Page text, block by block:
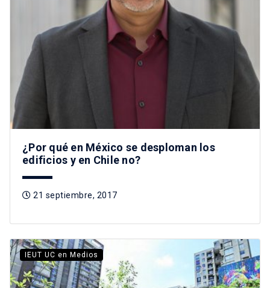
¿Por qué en México se desploman los
edificios y en Chile no?
21 septiembre, 2017
IEUT UC en Medios